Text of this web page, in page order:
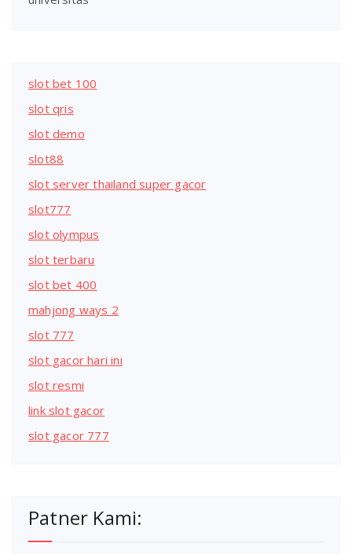
slot bet 100
slot qris
slot demo
slot88
slot server thailand super gacor
slot777
slot olympus
slot terbaru
slot bet 400
mahjong ways 2
slot 777
slot gacor hari ini
slot resmi
link slot gacor
slot gacor 777
Patner Kami: